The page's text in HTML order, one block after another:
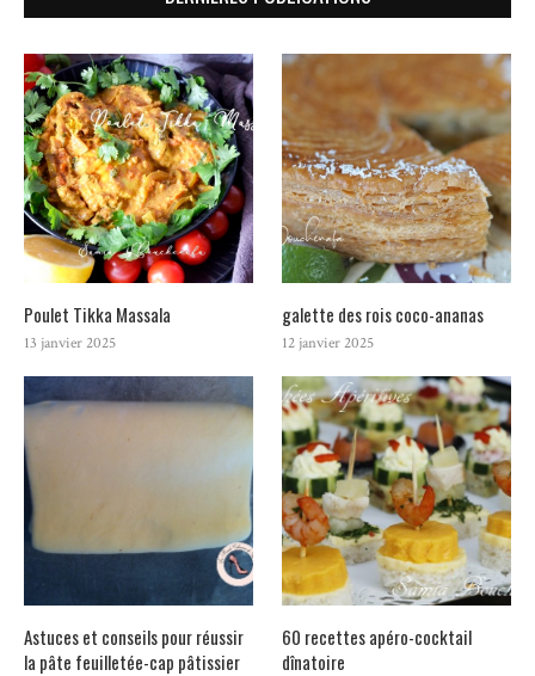
Poulet Tikka Massala
13 janvier 2025
galette des rois coco-ananas
12 janvier 2025
Astuces et conseils pour réussir
la pâte feuilletée-cap pâtissier
60 recettes apéro-cocktail
dînatoire